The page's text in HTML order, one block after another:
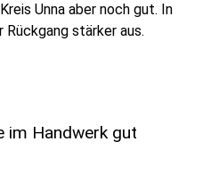
Unna aber noch gut. In
stärker aus.
im Handwerk gut